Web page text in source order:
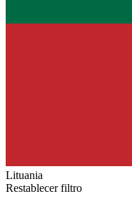
Lituania
Restablecer filtro